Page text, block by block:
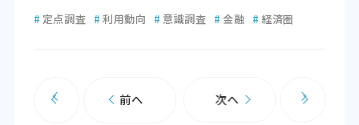
# 定点調査 # 利用動向 # 意識調査 # 金融 # 経済圏
前へ 次へ